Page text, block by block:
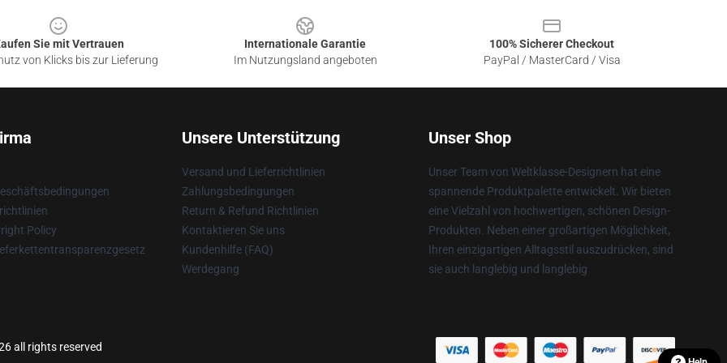
Sie mit Vertrauen
von Klicks bis zur Lieferung
Internationale Garantie
Im Nutzungsland angeboten
100% Sicherer Checkout
PayPal / MasterCard / Visa
Policy
Unsere Unterstützung
Versand und Lieferrichtlinien
Zahlungsbedingungen
Return & Refund Richtlinien
Kontaktieren Sie uns
Kundenhilfe (FAQ)
Werdegang
Unser Shop
Unser Team von Weltklasse-Designern hat eine
spannende Produktpalette entwickelt. Wir bieten
eine Vielzahl von hochwertigen, schönen Design-
Produkten. Neben einer großartigen Möglichkeit,
Ihren einzigartigen Alltagsstil auszudrücken, sind
sie auch langlebig und langlebig
all rights reserved